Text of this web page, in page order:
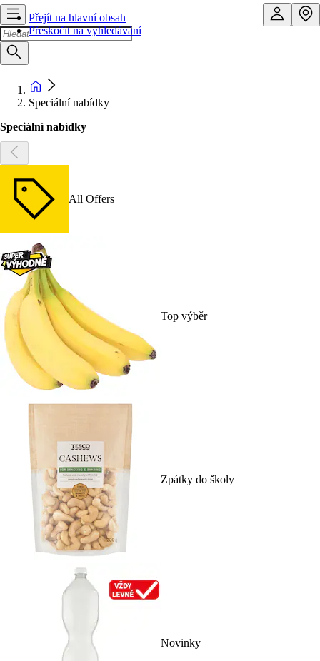
Přejít na hlavní obsah
Přeskočit na vyhledávání
Speciální nabídky
Speciální nabídky
All Offers
Top výběr
Zpátky do školy
Novinky